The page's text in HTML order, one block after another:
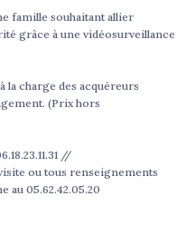
famille souhaitant allier
grâce à une vidéosurveillance
la charge des acquéreurs
(Prix hors
//
ou tous renseignements
au 05.62.42.05.20